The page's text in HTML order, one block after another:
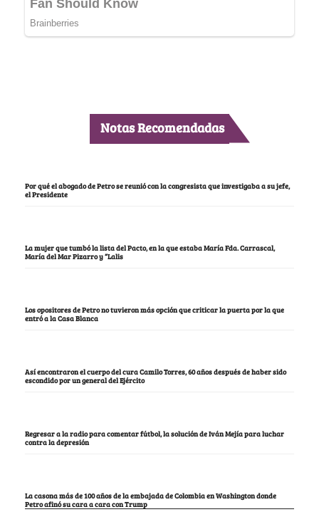
Notas Recomendadas
Por qué el abogado de Petro se reunió con la congresista que investigaba a su jefe,
el Presidente
La mujer que tumbó la lista del Pacto, en la que estaba María Fda. Carrascal,
María del Mar Pizarro y “Lalis
Los opositores de Petro no tuvieron más opción que criticar la puerta por la que
entró a la Casa Blanca
Así encontraron el cuerpo del cura Camilo Torres, 60 años después de haber sido
escondido por un general del Ejército
Regresar a la radio para comentar fútbol, la solución de Iván Mejía para luchar
contra la depresión
La casona más de 100 años de la embajada de Colombia en Washington donde
Petro afinó su cara a cara con Trump